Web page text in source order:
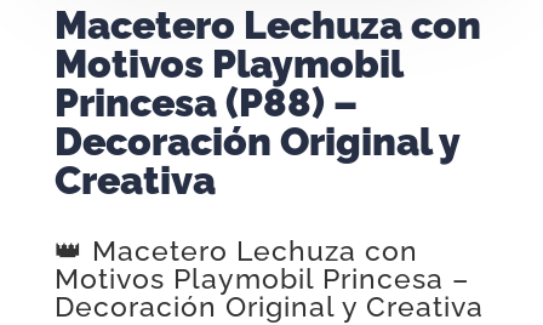
Macetero Lechuza con
Motivos Playmobil
Princesa (P88) –
Decoración Original y
Creativa
👑 Macetero Lechuza con
Motivos Playmobil Princesa –
Decoración Original y Creativa